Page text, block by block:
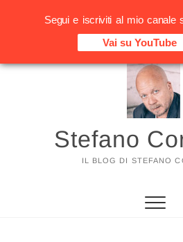
Vai
Stefano
IL BLOG DI STEFANO
Segui e iscriviti al mio canale
Vai su YouTube